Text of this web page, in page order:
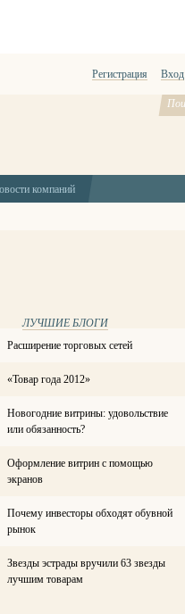
Регистрация Вход
компаний
ЛУЧШИЕ БЛОГИ
Расширение торговых сетей
«Товар года 2012»
Новогодние витрины: удовольствие
или обязанность?
Оформление витрин с помощью
экранов
Почему инвесторы обходят обувной
рынок
Звезды эстрады вручили 63 звезды
лучшим товарам